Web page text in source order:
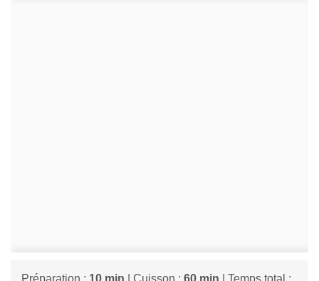
Préparation : 10 min | Cuisson : 60 min | Temps total :